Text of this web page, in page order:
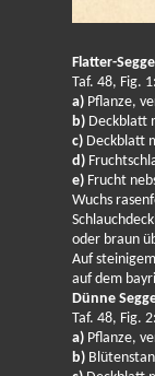
Flatter-
Taf. 48, Fig. 1:
a)Pflanze,
b)Deckblatt
c)Deckblatt
d)
e)Frucht
Wuchs
oder braun
Auf
auf dem
Dünne
Taf. 48, Fig. 2:
a)Pflanze,
b)